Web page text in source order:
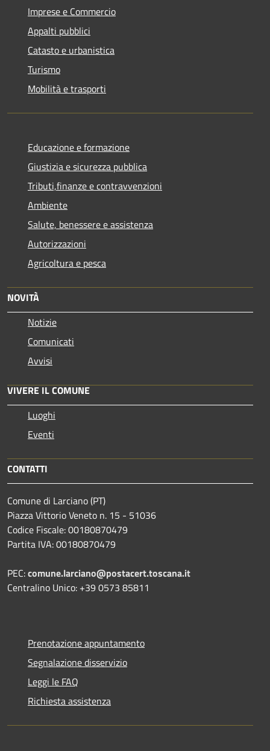
Imprese e Commercio
Appalti pubblici
Catasto e urbanistica
Turismo
Mobilità e trasporti
Educazione e formazione
Giustizia e sicurezza pubblica
Tributi,finanze e contravvenzioni
Ambiente
Salute, benessere e assistenza
Autorizzazioni
Agricoltura e pesca
NOVITÀ
Notizie
Comunicati
Avvisi
VIVERE IL COMUNE
Luoghi
Eventi
CONTATTI
Comune di Larciano (PT)
Piazza Vittorio Veneto n. 15 - 51036
Codice Fiscale: 00180870479
Partita IVA: 00180870479
PEC:comune.larciano@postacert.toscana.it
Centralino Unico: +39 0573 85811
Prenotazione appuntamento
Segnalazione disservizio
Leggi le FAQ
Richiesta assistenza